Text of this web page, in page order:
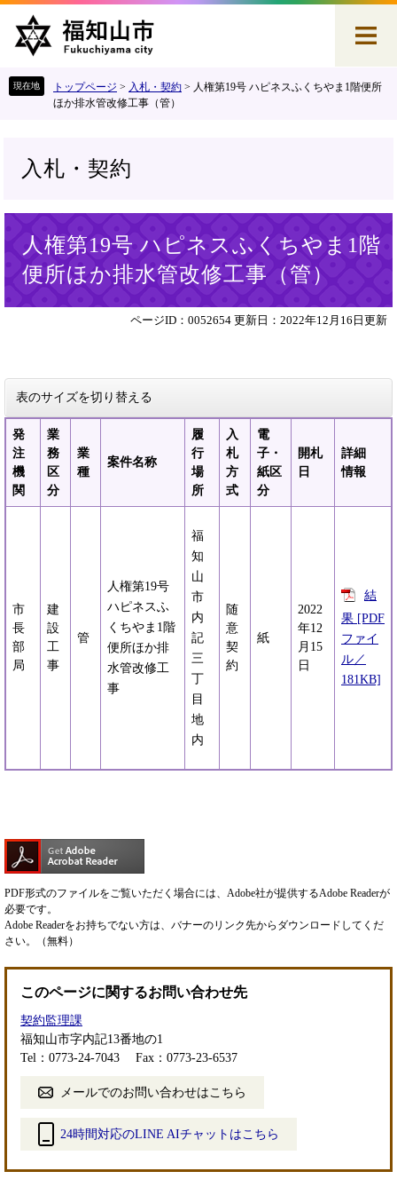
へ
トップページ > 入札・契約 > 人権第19号 ハピネスふくちやま1階便所
ほか排水管改修工事（管）
入札・契約
人権第19号 ハピネスふくちやま1階
便所ほか排水管改修工事（管）
ページID：0052654 更新日：2022年12月16日更新
表のサイズを切り替える
発
注
機
関
業
務
区
分
業
種
案件名称
履
行
場
所
入
札
方
式
電
子・
紙区
分
開札
日
詳細
情報
市
長
部
局
建
設
工
事
管
人権第19号
ハピネスふ
くちやま1階
便所ほか排
水管改修工
事
福
知
山
市
内
記
三
丁
目
地
内
随
意
契
約
紙
2022
年12
月15
日
結
果 [PDF
ファイ
ル／
181KB]
PDF形式のファイルをご覧いただく場合には、Adobe社が提供するAdobe Readerが
必要です。
Adobe Readerをお持ちでない方は、バナーのリンク先からダウンロードしてくだ
さい。（無料）
このページに関するお問い合わせ先
契約監理課
福知山市字内記13番地の1
Tel：0773-24-7043
Fax：0773-23-6537
メールでのお問い合わせはこちら
24時間対応のLINE AIチャットはこちら